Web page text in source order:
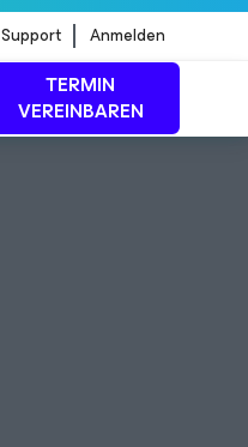
Support Anmelden
TERMIN
VEREINBAREN